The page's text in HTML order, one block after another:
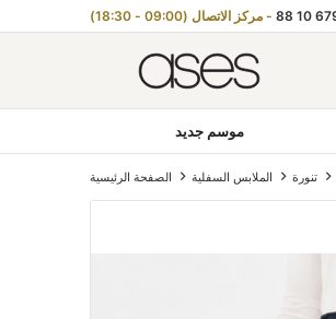
- مركز الاتصال (09:00 - 18:30)
موسم جديد
الصفحة الرئيسية الملابس السفلية تنورة